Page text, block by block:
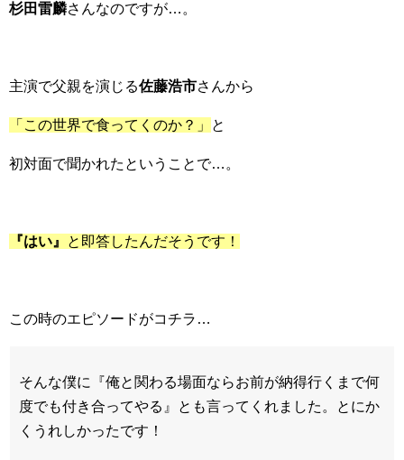
杉田雷麟さんなのですが…。
主演で父親を演じる佐藤浩市さんから
「この世界で食ってくのか？」 と
初対面で聞かれたということで…。
『はい』 と即答したんだそうです！
この時のエピソードがコチラ…
そんな僕に『俺と関わる場面ならお前が納得行くまで何
度でも付き合ってやる』とも言ってくれました。とにか
くうれしかったです！